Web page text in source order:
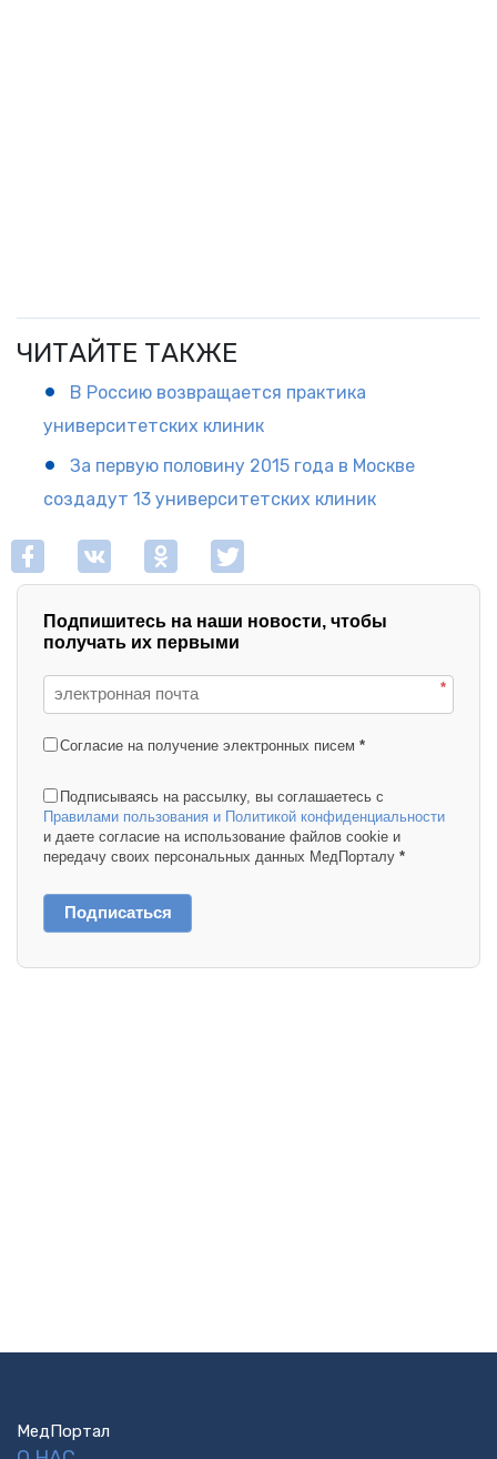
ЧИТАЙТЕ ТАКЖЕ
В Россию возвращается практика
университетских клиник
За первую половину 2015 года в Москве
создадут 13 университетских клиник
Подпишитесь на наши новости, чтобы
получать их первыми
*
Согласие на получение электронных писем *
Подписываясь на рассылку, вы соглашаетесь с
Правилами пользования и Политикой конфиденциальности
и даете согласие на использование файлов cookie и
передачу своих персональных данных МедПорталу *
Подписаться
МедПортал